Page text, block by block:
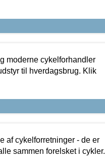
moderne cykelforhandler
til hverdagsbrug. Klik
af cykelforretninger - de er
sammen forelsket i cykler.